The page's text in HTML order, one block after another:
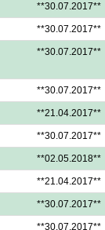
**30.07.2017**
**30.07.2017**
**30.07.2017**
**30.07.2017**
**21.04.2017**
**30.07.2017**
**02.05.2018**
**21.04.2017**
**30.07.2017**
**30.07.2017**